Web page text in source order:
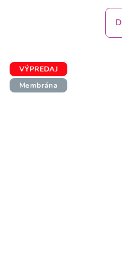
VÝPREDAJ
Membrána